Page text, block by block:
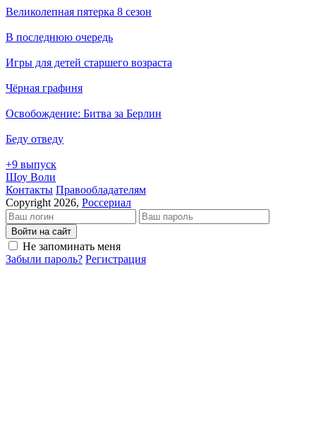
Великолепная пятерка 8 сезон
В последнюю очередь
Игры для детей старшего возраста
Чёрная графиня
Освобождение: Битва за Берлин
Беду отведу
+9 выпуск
Шоу Воли
Кон­так­ты Пра­во­об­ла­да­те­лям
Copyright 2026, Россериал
Войти на сайт
Не запоминать меня
Забыли пароль? Регистрация